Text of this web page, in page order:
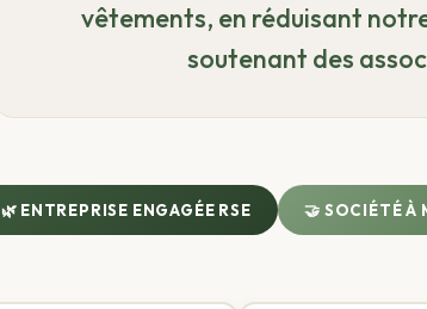
vêtements, en réduisant
soutenant des
🌿 ENTREPRISE ENGAGÉE RSE 🤝 SOCIÉTÉ À